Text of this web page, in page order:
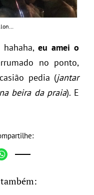
eu amei o
no ponto,
pedia (jantar
beira da praia). E